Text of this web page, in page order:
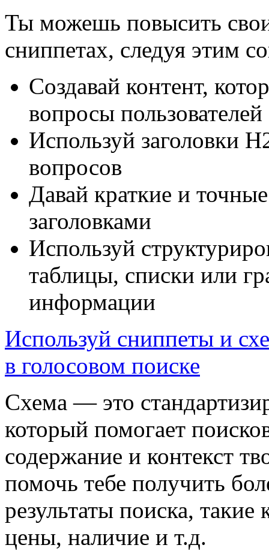
Ты можешь повысить
сниппетах, следуя этим
Создавай контент,
вопросы пользователей
Используй заголовки
вопросов
Давай краткие и
заголовками
Используй
таблицы, списки или
информации
Используй сниппеты и
в голосовом поиске
Схема — это
который помогает
содержание и контекст
помочь тебе получить
результаты поиска,
цены, наличие и т.д.